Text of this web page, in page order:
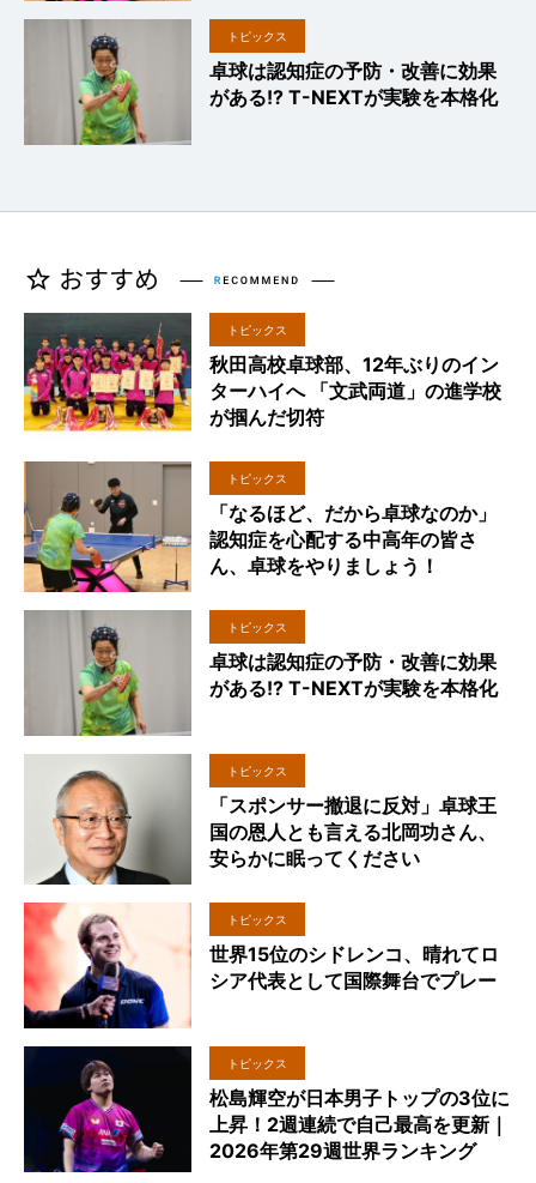
トピックス
卓球は認知症の予防・改善に効果
がある!? T-NEXTが実験を本格化
トピックス
秋田高校卓球部、12年ぶりのイン
ターハイへ 「文武両道」の進学校
が掴んだ切符
トピックス
「なるほど、だから卓球なのか」
認知症を心配する中高年の皆さ
ん、卓球をやりましょう！
トピックス
卓球は認知症の予防・改善に効果
がある!? T-NEXTが実験を本格化
トピックス
「スポンサー撤退に反対」卓球王
国の恩人とも言える北岡功さん、
安らかに眠ってください
トピックス
世界15位のシドレンコ、晴れてロ
シア代表として国際舞台でプレー
トピックス
松島輝空が日本男子トップの3位に
上昇！2週連続で自己最高を更新｜
2026年第29週世界ランキング